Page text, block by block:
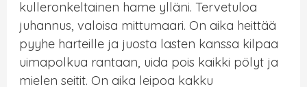
kulleronkeltainen hame ylläni. Tervetuloa
juhannus, valoisa mittumaari. On aika heittää
pyyhe harteille ja juosta lasten kanssa kilpaa
uimapolkua rantaan, uida pois kaikki pölyt ja
mielen seitit. On aika leipoa kakku